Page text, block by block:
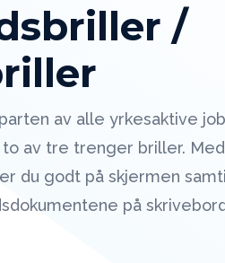
/
av alle yrkesaktive
to av tre trenger briller.
du godt på skjermen
på